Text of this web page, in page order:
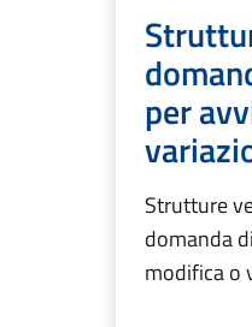
per
Strutture
domanda
modifica o